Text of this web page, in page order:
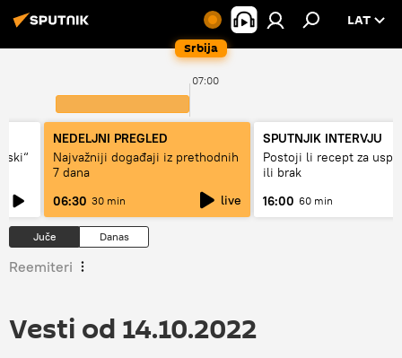
Srbija
LAT
07:00
NEDELJNI PREGLED
Najvažniji događaji iz prethodnih
7 dana
06:30 30 min live
SPUTNJIK INTERVJU
Postoji li recept za
ili brak
16:00 60 min
Juče Danas
Reemiteri
Vesti od 14.10.2022